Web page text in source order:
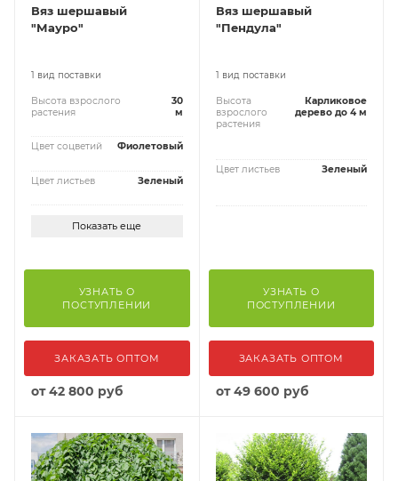
Вяз шершавый
"Мауро"
1 вид поставки
Высота взрослого
растения
30
м
Цвет соцветий Фиолетовый
Цвет листьев Зеленый
Показать еще
УЗНАТЬ О
ПОСТУПЛЕНИИ
ЗАКАЗАТЬ ОПТОМ
от42 800 руб
Вяз шершавый
"Пендула"
1 вид поставки
Высота
взрослого
растения
Карликовое
дерево до 4 м
Цвет листьев Зеленый
УЗНАТЬ О
ПОСТУПЛЕНИИ
ЗАКАЗАТЬ ОПТОМ
от49 600 руб